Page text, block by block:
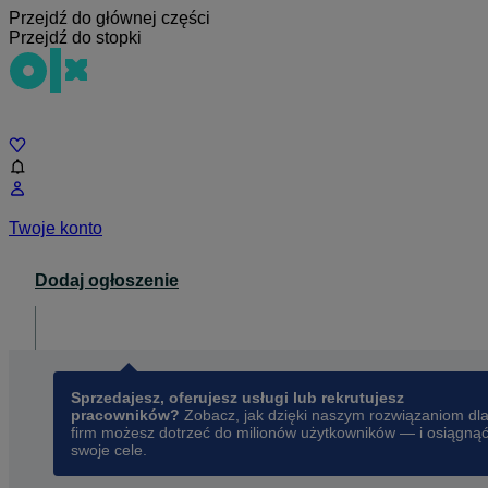
Przejdź do głównej części
Przejdź do stopki
Twoje konto
Dodaj ogłoszenie
Sprzedajesz, oferujesz usługi lub rekrutujesz
pracowników? Zobacz, jak dzięki naszym rozwiązaniom dla
firm możesz dotrzeć do milionów użytkowników — i osiągnąć
swoje cele.